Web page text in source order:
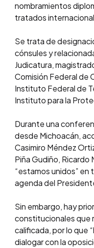
nombramientos
tratados
Se trata de
cónsules y
Judicatura,
Comisión Federal de
Instituto Federal de
Instituto para la
Durante una
desde Michoacán,
Casimiro Méndez
Piña Gudiño, Ricardo
“estamos unidos” en
agenda del
Sin embargo, hay
constitucionales que
calificada, por lo que
dialogar con la